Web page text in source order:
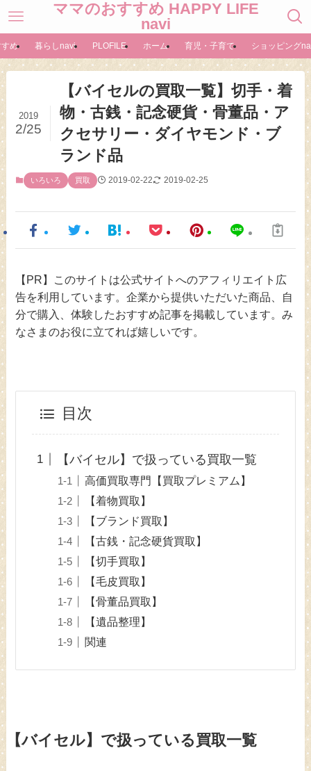
ママのおすすめ HAPPY LIFE
navi
め 暮らしnavi PLOFILE ホーム 育児・子育て ショッピング
【バイセルの買取一覧】切手・着
物・古銭・記念硬貨・骨董品・ア
クセサリー・ダイヤモンド・ブ
ランド品
2019
2/25
いろいろ 買取 2019-02-22 2019-02-25
【PR】このサイトは公式サイトへのアフィリエイト広
告を利用しています。企業から提供いただいた商品、自
分で購入、体験したおすすめ記事を掲載しています。み
なさまのお役に立てれば嬉しいです。
目次
【バイセル】で扱っている買取一覧
高価買取専門【買取プレミアム】
【着物買取】
【ブランド買取】
【古銭・記念硬貨買取】
【切手買取】
【毛皮買取】
【骨董品買取】
【遺品整理】
関連
【バイセル】で扱っている買取一覧